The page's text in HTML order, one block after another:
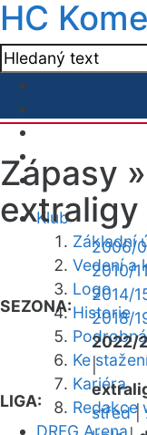
HC
Klub
Základní
Vedení a
Logo
Historie
Ke
Kariéra
Redakce
DRFG Arena
Zápasy »
extraligy
SEZONA:
2006/
2010/
2014/
2018/
2022/
|
LIGA:
střed|